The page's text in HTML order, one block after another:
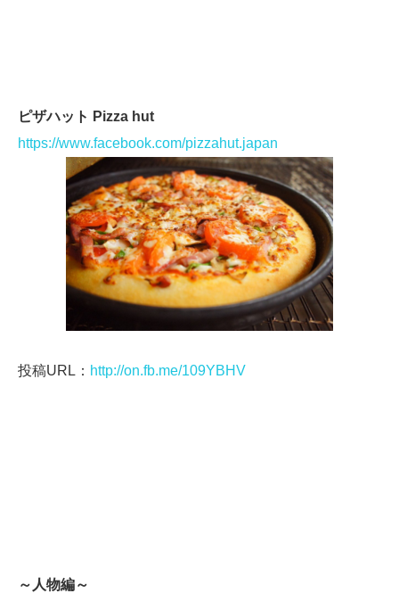
ピザハット Pizza hut
https://www.facebook.com/pizzahut.japan
投稿URL： http://on.fb.me/109YBHV
～人物編～